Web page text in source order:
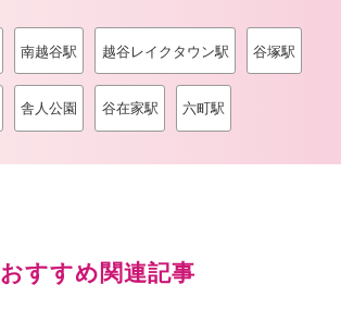
南越谷駅 越谷レイクタウン駅 谷塚駅
舎人公園 谷在家駅 六町駅
おすすめ関連記事